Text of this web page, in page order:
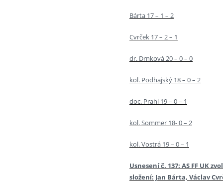
Bárta 17 – 1 – 2
Cvrček 17 – 2 – 1
dr. Drnková 20 – 0 – 0
kol. Podhajský 18 – 0 – 2
doc. Prahl 19 – 0 – 1
kol. Sommer 18- 0 – 2
kol. Vostrá 19 – 0 – 1
Usnesení č. 137: AS FF UK
složení: Jan Bárta, Václav